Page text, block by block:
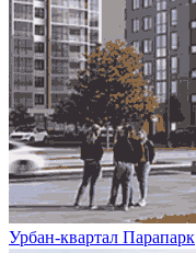
Урбан-квартал Парапарк